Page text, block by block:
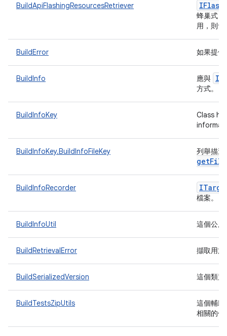
BuildApiFlashingResourcesRetriever
蜂巢式
用，則
BuildError 如果提
BuildInfo 應與
方式。
BuildInfoKey
Class
BuildInfoKey.BuildInfoFileKey 列舉描
BuildInfoRecorder
檔案。
BuildInfoUtil 這個公
BuildRetrievalError 擷取用
BuildSerializedVersion 這個類
BuildTestsZipUtils
這個輔
相關的